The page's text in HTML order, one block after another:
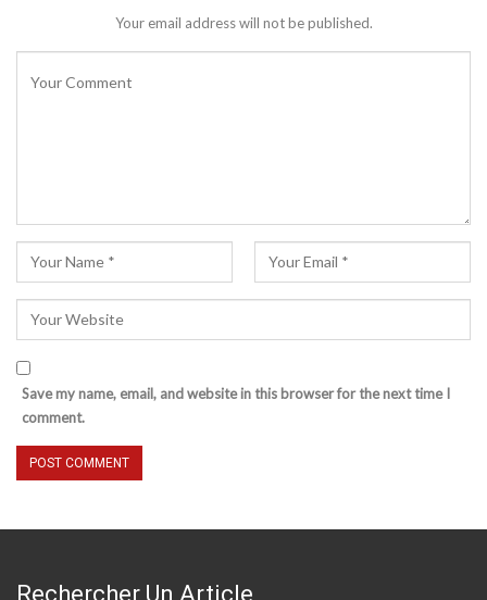
Your email address will not be published.
Save my name, email, and website in this browser for the next time I
comment.
Rechercher Un Article